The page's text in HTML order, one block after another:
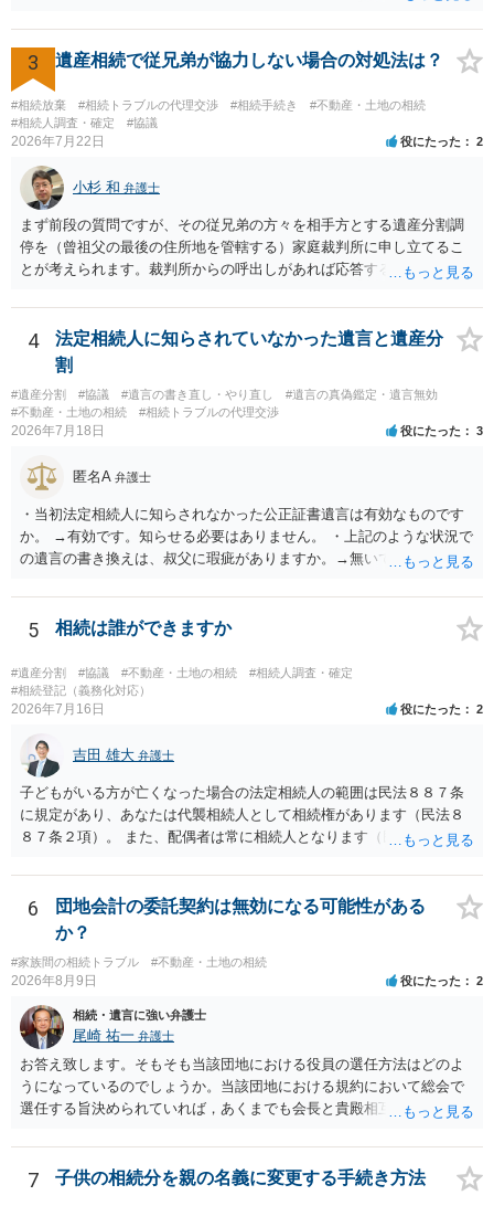
方の訴訟の主張及び立証次第ですが、 ・御祖母様の認知能力に関する
医師の意見書、筆跡鑑定 が提出されればその効力が否定される可能性
はありますが、 ・伯母様自身が分割協議に加わっていること ・御祖母
様の意に反する遺産分割協議を行う実益が誰にあったかの立証が困難
であること からすると、実際に遺産分割協議の効力が否定される可能
性はそれほど高くない（立証のハードルは非常に高い）ということが
言えると思います。
3 遺産相続で従兄弟が協力しない場合の対処法は？
#相続放棄 #相続トラブルの代理交渉 #相続手続き
#不動産・土地の相続
#相続人調査・確定
#協議
2026年7月22日 役にたった 2
小杉 和 弁護士
まず前段の質問ですが、その従兄弟の方々を相手方とする遺産分割調
停を（曾祖父の最後の住所地を管轄する）家庭裁判所に申し立てるこ
とが考えられます。裁判所からの呼出しがあれば応答する可能性がま
能と思われます。時間が思った以上にないので必要書類をてきぱきと
揃える必要があります。その点是非御注意ください。
4
法定相続人に知らされていなかった遺言と遺産分
割
#遺産分割 #協議 #遺言の書き直し・やり直し
#遺言の真偽鑑定・遺言無効
#不動産・土地の相続
#相続トラブルの代理交渉
2026年7月18日 役にたった 3
匿名A 弁護士
・当初法定相続人に知らされなかった公正証書遺言は有効なものです
か。 →有効です。知らせる必要はありません。 ・上記のような状況で
の遺言の書き換えは、叔父に瑕疵がありますか。→無いです。 ・分割
ますか。 →本人が自由に決められますので、どこが妥当とは言えない
です。客観的な基準もありません。 ・できれば穏やかに、分割を拒否
することはできますか。 →分割を拒否するということは、遺産はいら
ないということでしょうか。遺言で、受取を指定されててもいらない
と拒否することはできます。理由を説明する必要はありません。
5 相続は誰ができますか
#遺産分割 #協議 #不動産・土地の相続
#相続人調査・確定
#相続登記（義務化対応）
2026年7月16日 役にたった 2
吉田 雄大 弁護士
子どもがいる方が亡くなった場合の法定相続人の範囲は民法８８７条
に規定があり、あなたは代襲相続人として相続権があります（民法８
８７条２項）。 また、配偶者は常に相続人となります（民法８９０
も相続権があります。つまり、孫５人に加えて「おじ又はおば」にも
相続権がある可能性があります。
6
団地会計の委託契約は無効になる可能性がある
か？
#家族間の相続トラブル #不動産・土地の相続
2026年8月9日 役にたった 2
相続・遺言に強い弁護士
尾崎 祐一 弁護士
お答え致します。そもそも当該団地における役員の選任方法はどのよ
うになっているのでしょうか。当該団地における規約において総会で
選任する旨決められていれば，あくまでも会長と貴殿相互間における
し，団地と貴殿との委託契約は有効に成立しています。当該団地にお
ける役員の選任が会長の専権でできるのであれば，貴殿と会長との合
7 子供の相続分を親の名義に変更する手続き方法